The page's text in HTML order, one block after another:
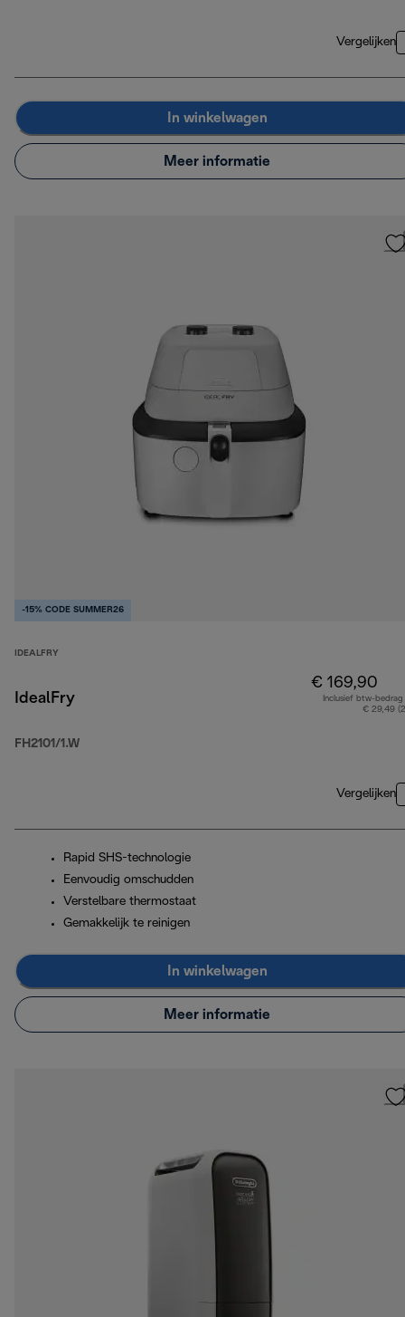
Vergelijken
In winkelwagen
Meer informatie
-15% CODE SUMMER26
IDEALFRY
IdealFry
FH2101/1.W
€ 169,90
Inclusief btw-bedrag
€ 29,49
Vergelijken
Rapid SHS-technologie
Eenvoudig omschudden
Verstelbare thermostaat
Gemakkelijk te reinigen
In winkelwagen
Meer informatie